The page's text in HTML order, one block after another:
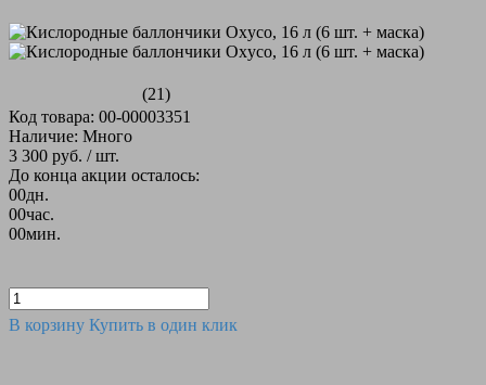
(21)
Код товара: 00-00003351
Наличие: Много
3 300 руб. / шт.
До конца акции осталось:
00дн.
00час.
00мин.
В корзину Купить в один клик